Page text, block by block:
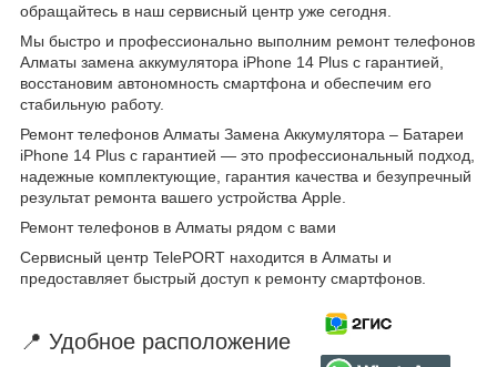
обращайтесь в наш сервисный центр уже сегодня.
Мы быстро и профессионально выполним ремонт телефонов
Алматы замена аккумулятора iPhone 14 Plus с гарантией,
восстановим автономность смартфона и обеспечим его
стабильную работу.
Ремонт телефонов Алматы Замена Аккумулятора – Батареи
iPhone 14 Plus с гарантией — это профессиональный подход,
надежные комплектующие, гарантия качества и безупречный
результат ремонта вашего устройства Apple.
Ремонт телефонов в Алматы рядом с вами
Сервисный центр TelePORT находится в Алматы и
предоставляет быстрый доступ к ремонту смартфонов.
📍 Удобное расположение